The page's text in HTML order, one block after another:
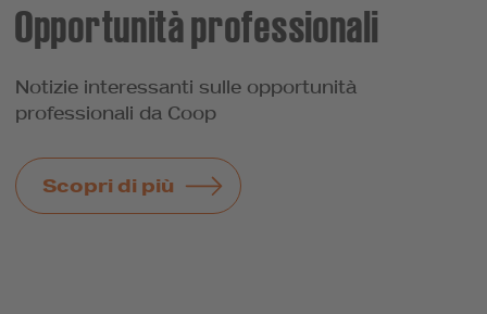
Opportunità professionali
Notizie interessanti sulle opportunità
professionali da Coop
Scopri di più